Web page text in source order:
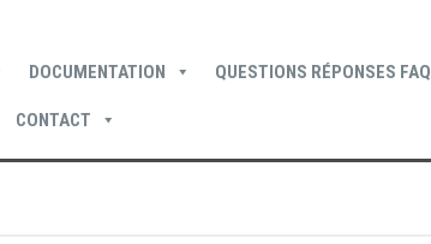
DOCUMENTATION QUESTIONS RÉPONSES FAQ
CONTACT